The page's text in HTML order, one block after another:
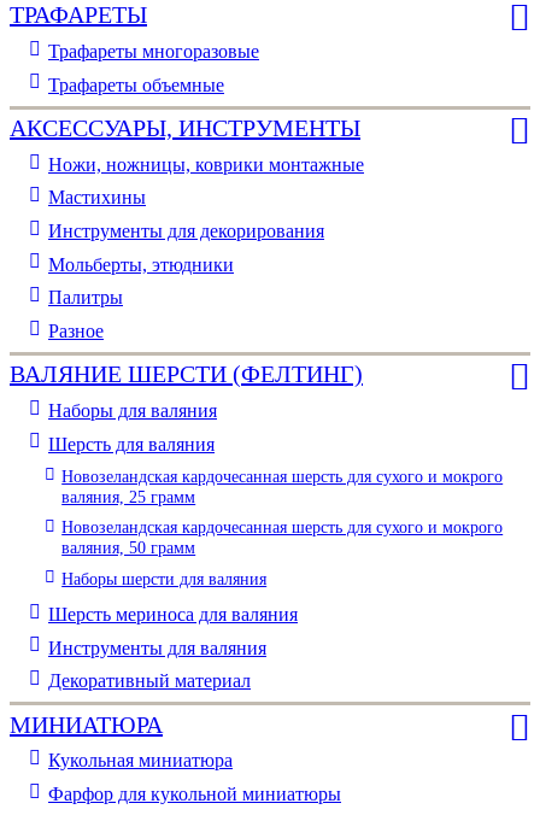
ТРАФАРЕТЫ
Трафареты многоразовые
Трафареты объемные
АКСЕССУАРЫ, ИНСТРУМЕНТЫ
Ножи, ножницы, коврики монтажные
Мастихины
Инструменты для декорирования
Мольберты, этюдники
Палитры
Разное
ВАЛЯНИЕ ШЕРСТИ (ФЕЛТИНГ)
Наборы для валяния
Шерсть для валяния
Новозеландская кардочесанная шерсть для сухого и мокрого
валяния, 25 грамм
Новозеландская кардочесанная шерсть для сухого и мокрого
валяния, 50 грамм
Наборы шерсти для валяния
Шерсть мериноса для валяния
Инструменты для валяния
Декоративный материал
МИНИАТЮРА
Кукольная миниатюра
Фарфор для кукольной миниатюры